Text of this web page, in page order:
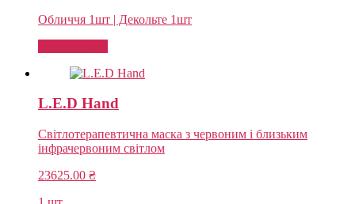
Обличчя 1шт | Декольте 1шт
L.E.D Hand
Світлотерапевтична маска з червоним і близьким
інфрачервоним світлом
23625.00 ₴